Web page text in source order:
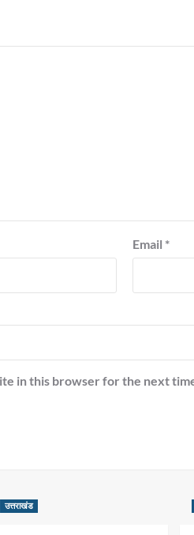
Email *
in this browser for the next
उत्तराखंड